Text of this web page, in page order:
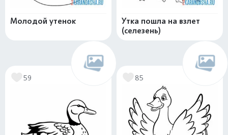
Молодой утенок
Утка пошла на взлет
(селезень)
59 85